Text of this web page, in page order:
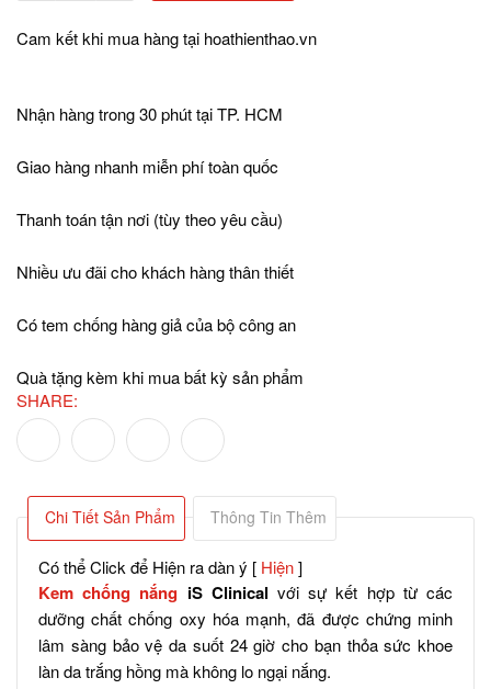
Cam kết khi mua hàng tại hoathienthao.vn
Nhận hàng trong 30 phút tại TP. HCM
Giao hàng nhanh miễn phí toàn quốc
Thanh toán tận nơi (tùy theo yêu cầu)
Nhiều ưu đãi cho khách hàng thân thiết
Có tem chống hàng giả của bộ công an
Quà tặng kèm khi mua bất kỳ sản phẩm
SHARE:
Chi Tiết Sản Phẩm Thông Tin Thêm
Có thể Click để Hiện ra dàn ý [ Hiện]
Kem chống nắng iS Clinical với sự kết hợp từ các
dưỡng chất chống oxy hóa mạnh, đã được chứng minh
lâm sàng bảo vệ da suốt 24 giờ cho bạn thỏa sức khoe
làn da trắng hồng mà không lo ngại nắng.